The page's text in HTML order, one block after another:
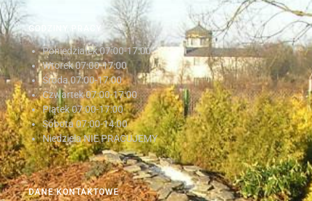
DANE KONTAKTOWE
GODZINY PRACY
Poniedziałek07:00-17:00
Wtorek07:00-17:00
Środa07:00-17:00
Czwartek07:00-17:00
Piątek07:00-17:00
Sobota07:00-14:00
Niedziela NIE PRACUJEMY